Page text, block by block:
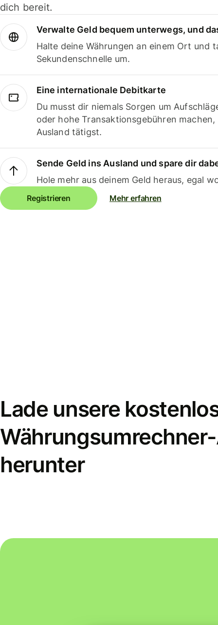
dich bereit.
Verwalte Geld bequem unterwegs, und
Halte deine Währungen an einem Ort und
Sekundenschnelle um.
Eine internationale Debitkarte
Du musst dir niemals Sorgen um
oder hohe Transaktionsgebühren
Ausland tätigst.
Sende Geld ins Ausland und spare dir
Hole mehr aus deinem Geld heraus, egal
Registrieren Mehr erfahren
Lade unsere
herunter